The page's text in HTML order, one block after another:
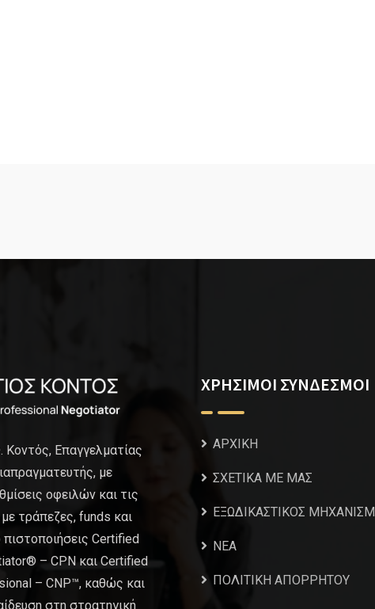
Κοντός, Επαγγελματίας
με
οφειλών και τις
τράπεζες, funds και
Certified
– CPN και Certified
– CNP™, καθώς και
στη στρατηγική
ΧΡΗΣΙΜΟΙ ΣΥΝΔΕΣΜΟΙ
ΑΡΧΙΚΗ
ΣΧΕΤΙΚΑ ΜΕ ΜΑΣ
ΕΞΩΔΙΚΑΣΤΙΚΟΣ
NEA
ΠΟΛΙΤΙΚΗ ΑΠΟΡΡΗΤΟΥ